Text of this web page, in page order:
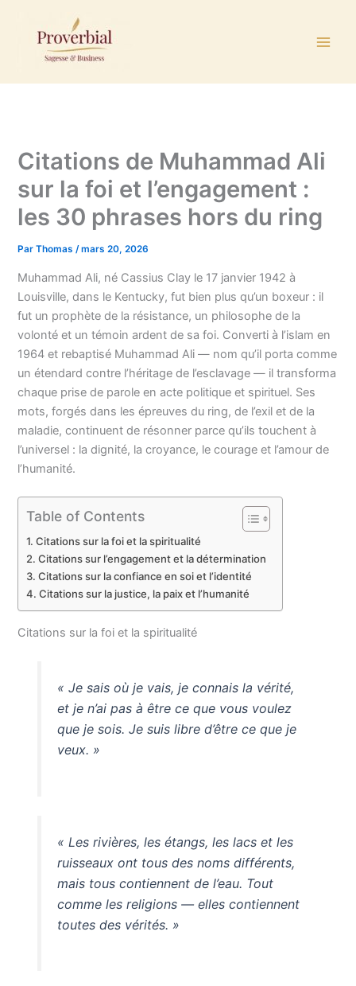
contenu
Citations de Muhammad Ali
sur la foi et l’engagement :
les 30 phrases hors du ring
ParThomas/mars 20, 2026
Muhammad Ali, né Cassius Clay le 17 janvier 1942 à
Louisville, dans le Kentucky, fut bien plus qu’un boxeur : il
fut un prophète de la résistance, un philosophe de la
volonté et un témoin ardent de sa foi. Converti à l’islam en
1964 et rebaptisé Muhammad Ali — nom qu’il porta comme
un étendard contre l’héritage de l’esclavage — il transforma
chaque prise de parole en acte politique et spirituel. Ses
mots, forgés dans les épreuves du ring, de l’exil et de la
maladie, continuent de résonner parce qu’ils touchent à
l’universel : la dignité, la croyance, le courage et l’amour de
l’humanité.
Table of Contents
Citations sur la foi et la spiritualité
Citations sur l’engagement et la détermination
Citations sur la confiance en soi et l’identité
Citations sur la justice, la paix et l’humanité
Citations sur la foi et la spiritualité
« Je sais où je vais, je connais la vérité,
et je n’ai pas à être ce que vous voulez
que je sois. Je suis libre d’être ce que je
veux. »
« Les rivières, les étangs, les lacs et les
ruisseaux ont tous des noms différents,
mais tous contiennent de l’eau. Tout
comme les religions — elles contiennent
toutes des vérités. »